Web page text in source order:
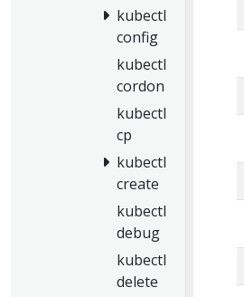
kubectl
config
kubectl
cordon
kubectl
cp
kubectl
create
kubectl
debug
kubectl
delete